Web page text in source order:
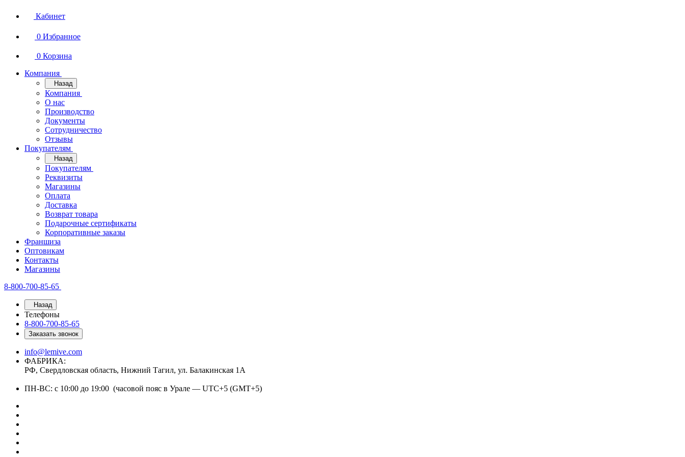
Кабинет
0 Избранное
0 Корзина
Компания
Назад
Компания
О нас
Производство
Документы
Сотрудничество
Отзывы
Покупателям
Назад
Покупателям
Реквизиты
Магазины
Оплата
Доставка
Возврат товара
Подарочные сертификаты
Корпоративные заказы
Франшиза
Оптовикам
Контакты
Магазины
8-800-700-85-65
Назад
Телефоны
8-800-700-85-65
Заказать звонок
info@lemive.com
ФАБРИКА:
РФ, Свердловская область, Нижний Тагил, ул. Балакинская 1А
ПН-ВС: с 10:00 до 19:00 (часовой пояс в Урале — UTC+5 (GMT+5)